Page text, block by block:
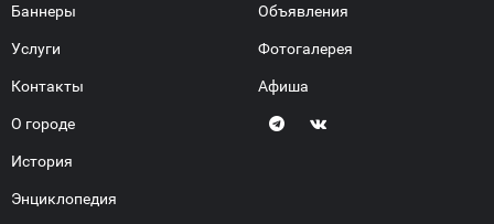
Баннеры
Услуги
Контакты
О городе
История
Энциклопедия
Объявления
Фотогалерея
Афиша